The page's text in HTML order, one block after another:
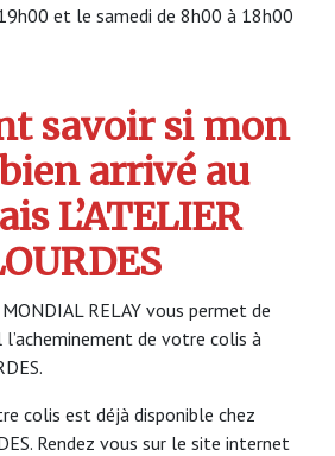
et le samedi de 8h00 à 18h00
savoir si mon
arrivé au
L’ATELIER
RELAY vous permet de
de votre colis à
colis est déjà disponible chez
Rendez vous sur le site internet